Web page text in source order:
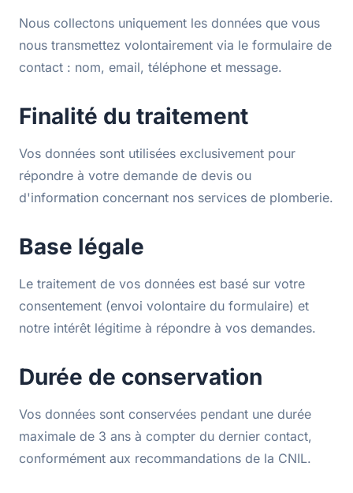
Nous collectons uniquement les données que vous
nous transmettez volontairement via le formulaire de
contact : nom, email, téléphone et message.
Finalité du traitement
Vos données sont utilisées exclusivement pour
répondre à votre demande de devis ou
d'information concernant nos services de plomberie.
Base légale
Le traitement de vos données est basé sur votre
consentement (envoi volontaire du formulaire) et
notre intérêt légitime à répondre à vos demandes.
Durée de conservation
Vos données sont conservées pendant une durée
maximale de 3 ans à compter du dernier contact,
conformément aux recommandations de la CNIL.